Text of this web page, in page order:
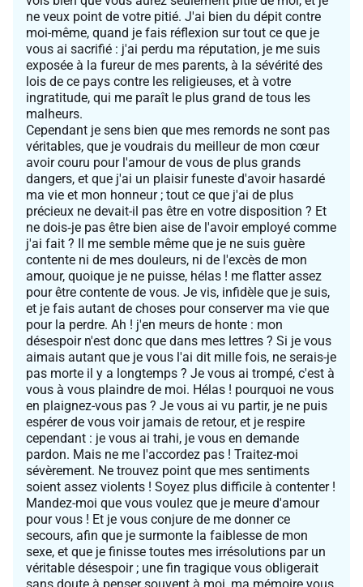
ne veux point de votre pitié. J'ai bien du dépit contre
moi-même, quand je fais réflexion sur tout ce que je
vous ai sacrifié : j'ai perdu ma réputation, je me suis
exposée à la fureur de mes parents, à la sévérité des
lois de ce pays contre les religieuses, et à votre
ingratitude, qui me paraît le plus grand de tous les
malheurs.
Cependant je sens bien que mes remords ne sont pas
véritables, que je voudrais du meilleur de mon cœur
avoir couru pour l'amour de vous de plus grands
dangers, et que j'ai un plaisir funeste d'avoir hasardé
ma vie et mon honneur ; tout ce que j'ai de plus
précieux ne devait-il pas être en votre disposition ? Et
ne dois‑je pas être bien aise de l'avoir employé comme
j'ai fait ? Il me semble même que je ne suis guère
contente ni de mes douleurs, ni de l'excès de mon
amour, quoique je ne puisse, hélas ! me flatter assez
pour être contente de vous. Je vis, infidèle que je suis,
et je fais autant de choses pour conserver ma vie que
pour la perdre. Ah ! j'en meurs de honte : mon
désespoir n'est donc que dans mes lettres ? Si je vous
aimais autant que je vous l'ai dit mille fois, ne serais-je
pas morte il y a longtemps ? Je vous ai trompé, c'est à
vous à vous plaindre de moi. Hélas ! pourquoi ne vous
en plaignez-vous pas ? Je vous ai vu partir, je ne puis
espérer de vous voir jamais de retour, et je respire
cependant : je vous ai trahi, je vous en demande
pardon. Mais ne me l'accordez pas ! Traitez-moi
sévèrement. Ne trouvez point que mes sentiments
soient assez violents ! Soyez plus difficile à contenter !
Mandez-moi que vous voulez que je meure d'amour
pour vous ! Et je vous conjure de me donner ce
secours, afin que je surmonte la faiblesse de mon
sexe, et que je finisse toutes mes irrésolutions par un
véritable désespoir ; une fin tragique vous obligerait